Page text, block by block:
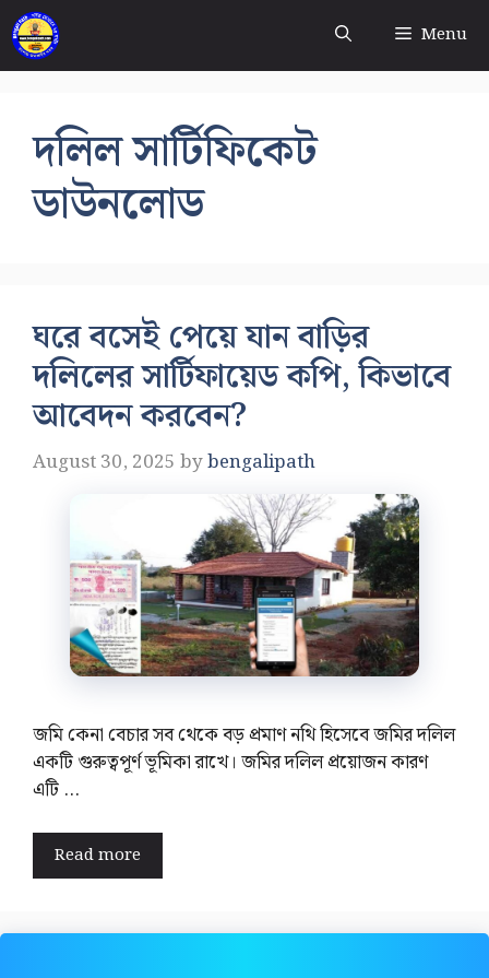
Skip
to
content
Menu
দলিল সার্টিফিকেট
ডাউনলোড
ঘরে বসেই পেয়ে যান বাড়ির
দলিলের সার্টিফায়েড কপি, কিভাবে
আবেদন করবেন?
August 30, 2025 bybengalipath
জমি কেনা বেচার সব থেকে বড় প্রমাণ নথি হিসেবে জমির দলিল
একটি গুরুত্বপূর্ণ ভূমিকা রাখে। জমির দলিল প্রয়োজন কারণ
এটি …
Read more